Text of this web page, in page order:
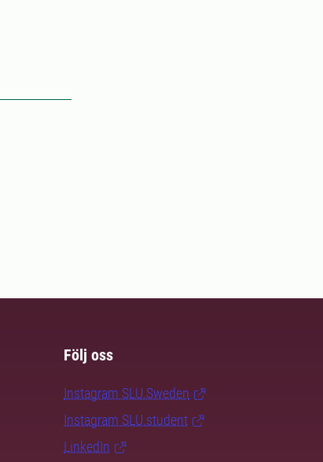
Följ oss
Instagram SLU.Sweden
Instagram SLU.student
LinkedIn